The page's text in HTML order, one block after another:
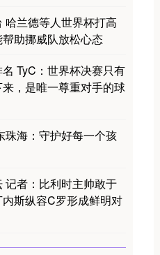
哈兰德等人世界杯打高
助挪威队放松心态
TyC：世界杯决赛只有
，是唯一尊重对手的球
珠海：守护好每一个孩
记者：比利时主帅敢于
斯纵容C罗形成鲜明对